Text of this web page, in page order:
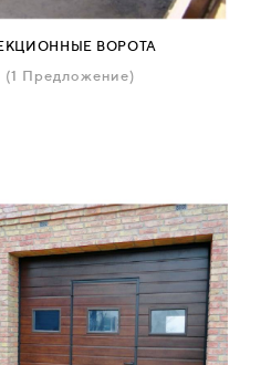
ВОРОТА
(1 Предложение)